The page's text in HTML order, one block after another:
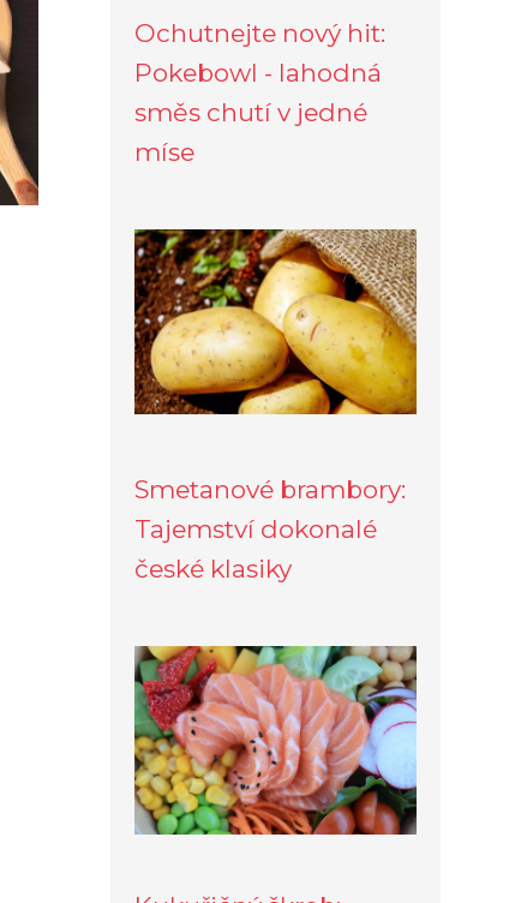
Ochutnejte nový hit:
Pokebowl - lahodná
směs chutí v jedné
míse
Smetanové brambory:
Tajemství dokonalé
české klasiky